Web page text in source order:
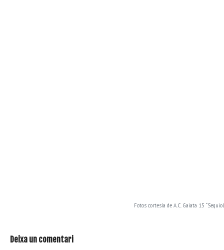
Fotos cortesía de A.C. Gaiata 15
Deixa un comentari